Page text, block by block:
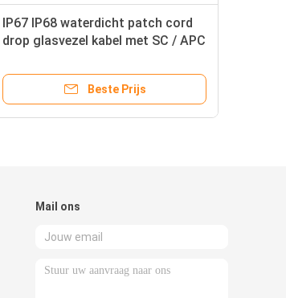
IP67 IP68 waterdicht patch cord
drop glasvezel kabel met SC / APC
Beste Prijs
Mail ons